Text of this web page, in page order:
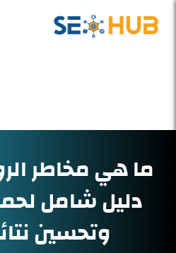
ما هي مخاطر
دليل شامل
وتحسين